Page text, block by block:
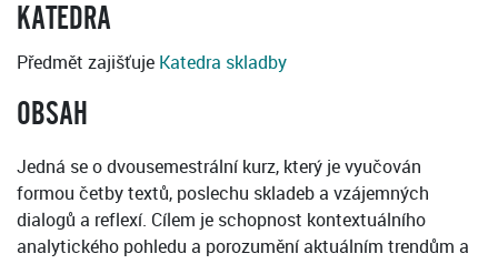
KATEDRA
Předmět zajišťuje Katedra skladby
OBSAH
Jedná se o dvousemestrální kurz, který je vyučován
formou četby textů, poslechu skladeb a vzájemných
dialogů a reflexí. Cílem je schopnost kontextuálního
analytického pohledu a porozumění aktuálním trendům a